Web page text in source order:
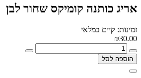
אריג כותנה קומיקס שחור לבן
זמינות: קיים במלאי
₪30.00
הוספה לסל